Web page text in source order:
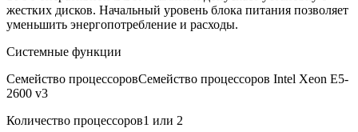
Оплата и доставка
жестких дисков. Начальный уровень блока питания позволяет
уменьшить энергопотребление и расходы.
Системные функции
Семейство процессоровСемейство процессоров Intel Xeon E5-
2600 v3
Количество процессоров1 или 2